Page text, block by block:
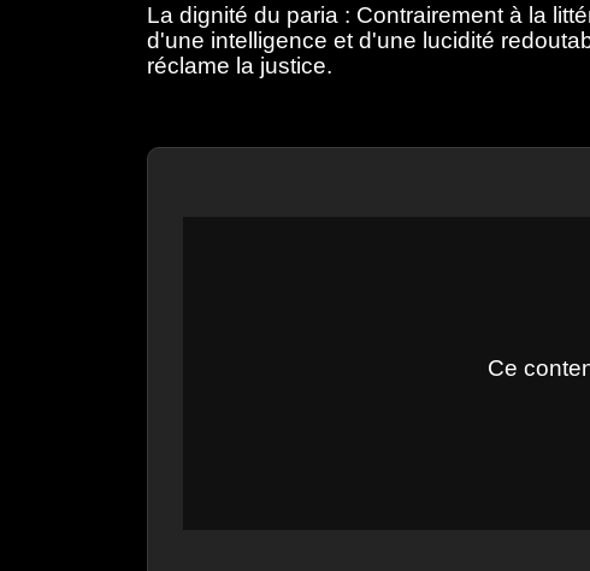
La dignité du paria : Contrairement à la
d'une intelligence et d'une lucidité
réclame la justice.
Ce